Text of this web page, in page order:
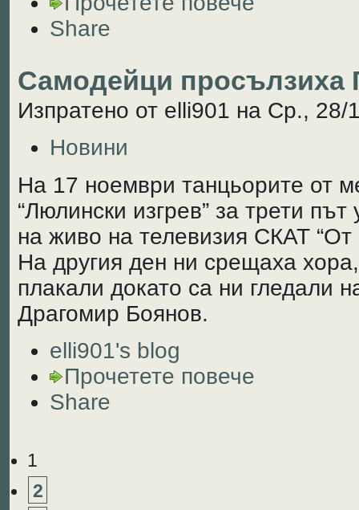
Share
Самодейци просълзиха
Изпратено от elli901 на Ср., 28/
Новини
На 17 ноември танцьорите от
“Люлински изгрев” за трети
на живо на телевизия СКАТ “От
На другия ден ни срещаха
плакали докато са ни гледали
Драгомир Боянов.
elli901's blog
Прочетете повече
Share
1
2